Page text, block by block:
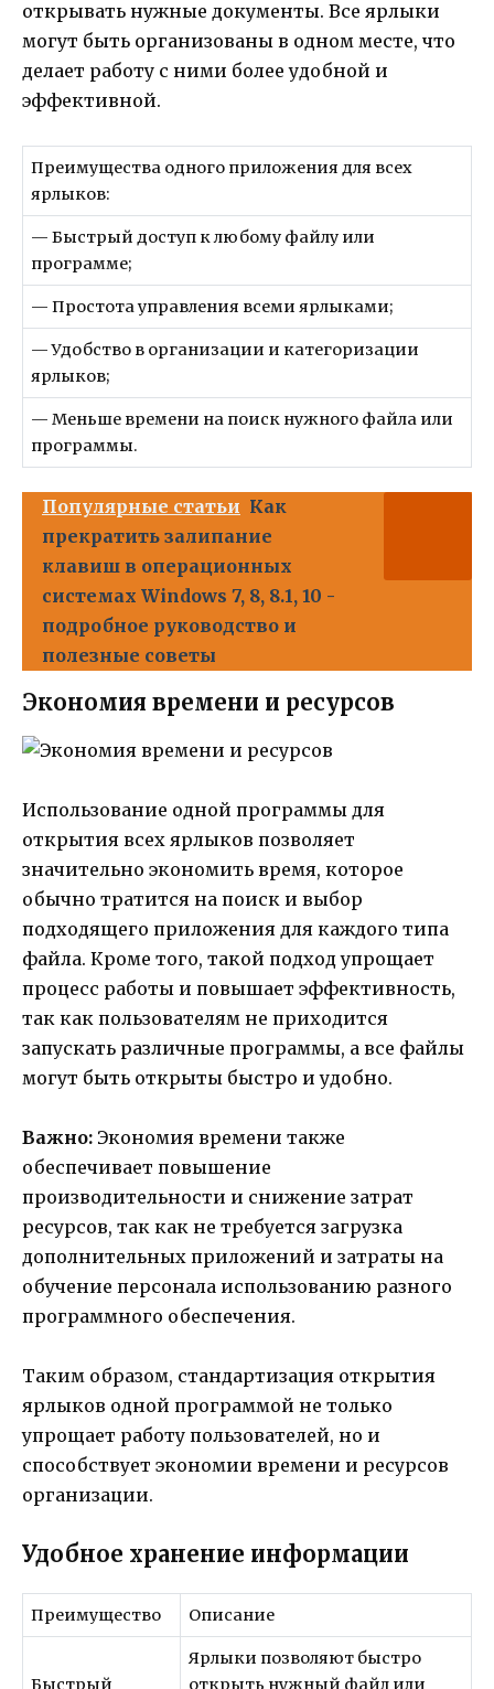
открывать нужные документы. Все ярлыки
могут быть организованы в одном месте, что
делает работу с ними более удобной и
эффективной.
Преимущества одного приложения для всех
ярлыков:
— Быстрый доступ к любому файлу или
программе;
— Простота управления всеми ярлыками;
— Удобство в организации и категоризации
ярлыков;
— Меньше времени на поиск нужного файла или
программы.
Популярные статьи Как
прекратить залипание
клавиш в операционных
системах Windows 7, 8, 8.1, 10 -
подробное руководство и
полезные советы
Экономия времени и ресурсов
Использование одной программы для
открытия всех ярлыков позволяет
значительно экономить время, которое
обычно тратится на поиск и выбор
подходящего приложения для каждого типа
файла. Кроме того, такой подход упрощает
процесс работы и повышает эффективность,
так как пользователям не приходится
запускать различные программы, а все файлы
могут быть открыты быстро и удобно.
Важно: Экономия времени также
обеспечивает повышение
производительности и снижение затрат
ресурсов, так как не требуется загрузка
дополнительных приложений и затраты на
обучение персонала использованию разного
программного обеспечения.
Таким образом, стандартизация открытия
ярлыков одной программой не только
упрощает работу пользователей, но и
способствует экономии времени и ресурсов
организации.
Удобное хранение информации
Преимущество Описание
Быстрый
Ярлыки позволяют быстро
открыть нужный файл или